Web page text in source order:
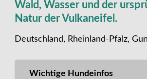
Wald, Wasser und der
Natur der Vulkaneifel.
Deutschland, Rheinland-Pfalz,
Wichtige Hundeinfos